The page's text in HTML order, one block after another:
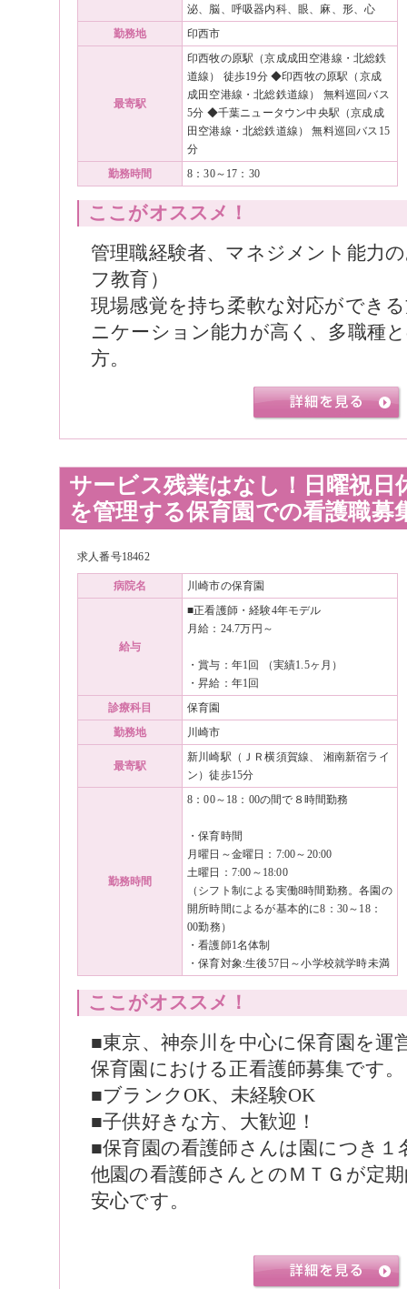
泌、脳、呼吸器内科、眼、麻、形、心
勤務地
印西市
最寄駅
印西牧の原駅（京成成田空港線・北総鉄
道線） 徒歩19分 ◆印西牧の原駅（京成
成田空港線・北総鉄道線） 無料巡回バス
5分 ◆千葉ニュータウン中央駅（京成成
田空港線・北総鉄道線） 無料巡回バス15
分
勤務時間
8：30～17：30
ここがオススメ！
管理職経験者、マネジメント能力
フ教育）
現場感覚を持ち柔軟な対応ができ
ニケーション能力が高く、多職種
方。
サービス残業はなし！日曜祝日
を管理する保育園での看護職募
求人番号18462
病院名 川崎市の保育園
給与
■正看護師・経験4年モデル
月給：24.7万円～
・賞与：年1回 （実績1.5ヶ月）
・昇給：年1回
診療科目
保育園
勤務地
川崎市
最寄駅
新川崎駅（ＪＲ横須賀線、 湘南新宿ライ
ン）徒歩15分
勤務時間
8：00～18：00の間で８時間勤務
・保育時間
月曜日～金曜日：7:00～20:00
土曜日：7:00～18:00
（シフト制による実働8時間勤務。各園の
開所時間によるが基本的に8：30～18：
00勤務）
・看護師1名体制
・保育対象:生後57日～小学校就学時未満
ここがオススメ！
■東京、神奈川を中心に保育園を運
保育園における正看護師募集です。
■ブランクOK、未経験OK
■子供好きな方、大歓迎！
■保育園の看護師さんは園につき１
他園の看護師さんとのＭＴＧが定
安心です。